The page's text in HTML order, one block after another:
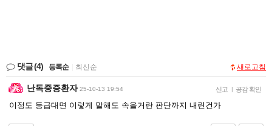
댓글(4) 등록순 최신순 새로고침
난독중증환자 25-10-13 19:54 신고 | 공감 확인
이정도 등급대면 이렇게 말해도 속을거란 판단까지 내린건가